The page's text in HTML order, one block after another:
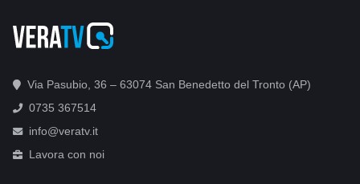
Via Pasubio, 36 – 63074 San Benedetto del Tronto (AP)
0735 367514
info@veratv.it
Lavora con noi